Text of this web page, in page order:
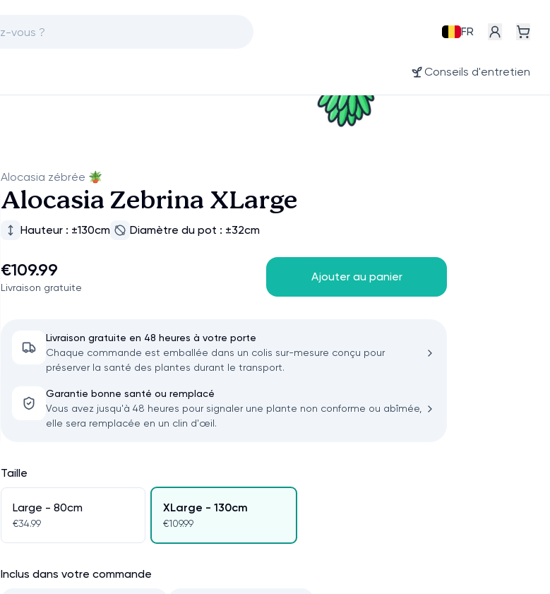
FR
Conseils d'entretien
Alocasia zébrée 🪴
Alocasia Zebrina XLarge
Hauteur : ±130cm Diamètre du pot : ±32cm
€109.99
Livraison gratuite
Ajouter au panier
Livraison gratuite en 48 heures à votre porte
Chaque commande est emballée dans un colis sur-mesure conçu pour
préserver la santé des plantes durant le transport.
Garantie bonne santé ou remplacé
Vous avez jusqu'à 48 heures pour signaler une plante non conforme ou abîmée,
elle sera remplacée en un clin d'œil.
Taille
Large - 80cm
€34.99
XLarge - 130cm
€109.99
Inclus dans votre commande